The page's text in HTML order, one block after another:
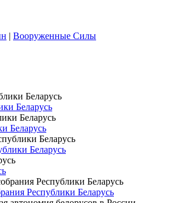
| Вооруженные Силы
Беларусь
Беларусь
Беларусь
Республики Беларусь